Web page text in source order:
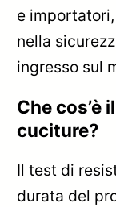
e
nella
ingresso sul
Che cos’è
cuciture?
Il test di
durata del